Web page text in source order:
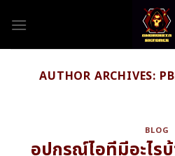
AUTHOR ARCHIVES:
BLOG
อุปกรณ์ไอทีมีอะไร